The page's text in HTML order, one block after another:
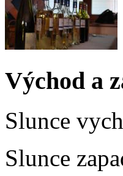
Východ a
Slunce
Slunce